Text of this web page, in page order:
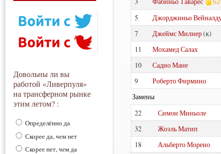
Довольны ли вы
работой «Ливерпуля»
на трансферном рынке
этим летом? :
Определённо да
Скорее да, чем нет
Скорее нет, чем да
52
5
Джорджиньо
7
Джеймс Милнер(к)
11
Мохамед Салах
10
Садио Мане
9
Роберто Фирмино
Замены
22
Симон Миньоле
32
Жоэль Матип
18
Альберто Морено